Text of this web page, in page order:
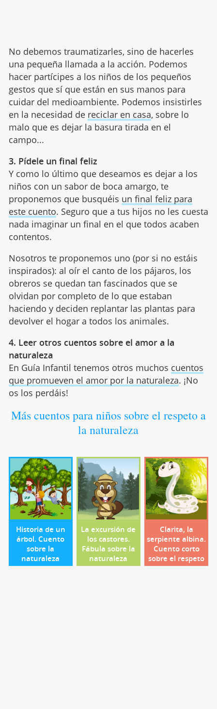
No debemos traumatizarles, sino de hacerles
una pequeña llamada a la acción. Podemos
hacer partícipes a los niños de los pequeños
gestos que sí que están en sus manos para
cuidar del medioambiente. Podemos insistirles
en la necesidad de reciclar en casa, sobre lo
malo que es dejar la basura tirada en el
campo...
3. Pídele un final feliz
Y como lo último que deseamos es dejar a los
niños con un sabor de boca amargo, te
proponemos que busquéis un final feliz para
este cuento. Seguro que a tus hijos no les cuesta
nada imaginar un final en el que todos acaben
contentos.
Nosotros te proponemos uno (por si no estáis
inspirados): al oír el canto de los pájaros, los
obreros se quedan tan fascinados que se
olvidan por completo de lo que estaban
haciendo y deciden replantar las plantas para
devolver el hogar a todos los animales.
4. Leer otros cuentos sobre el amor a la
naturaleza
En Guía Infantil tenemos otros muchos cuentos
que promueven el amor por la naturaleza. ¡No
os los perdáis!
Más cuentos para niños sobre el respeto a
la naturaleza
Historia de un
árbol. Cuento
sobre la
naturaleza
La excursión de
los castores.
Fábula sobre la
naturaleza
Clarita, la
serpiente albina.
Cuento corto
sobre el respeto